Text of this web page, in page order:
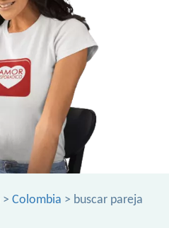
> Colombia > buscar pareja